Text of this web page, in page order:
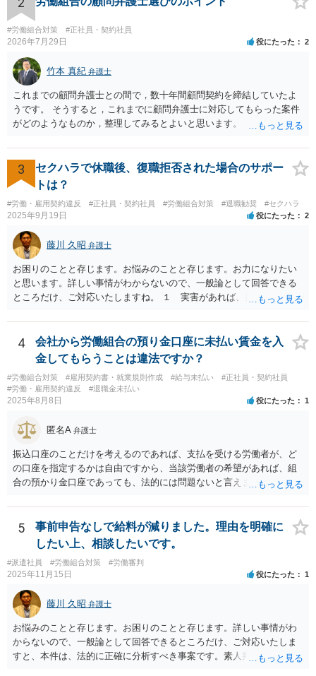
をどうするのかという問題が残ります。 一度、司法書士や弁護士等の
専門家に相談されることをオススメ致します。
#労働組合対策 #正社員・契約社員
2026年7月29日 役にたった 2
竹本 真紀 弁護士
これまでの顧問弁護士との間で，数十年間顧問契約を締結していたよ
うです。 そうすると，これまでに顧問弁護士に対応してもらった案件
がどのようなものか，整理してみるとよいと思います。 これにより，
事務所を比較した上で，弁護士と面談をする際，そのような案件に対
応してもらえるのかが重要だと思います。 ただ，組合員の相談内容に
ついて，分野を絞っているのか，それともどのような分野でもよいと
いうことで法律相談を依頼しているかの観点も重要です。 組合員とす
れば，相談だけではなく，できれば受任まで考えている場合も多いと
思います。 そうすると，労働組合としての相談だけではなく，基本的
に全ての分野を対象にして考える必要もあるかもしれません。 そうで
ないと，相談内容によって，対応が変わってしまうこともあると思い
ます。 組合員の相談についても，基本的に受任まで考えてもらえるこ
とができるのかも検討要素の一つかもしれません。
3
セクハラで休職後、復職拒否された場合のサポー
トは？
#労働・雇用契約違反 #正社員・契約社員 #労働組合対策 #退職勧奨 #セクハラ
2025年9月19日 役にたった 2
藤川 久昭 弁護士
お困りのことと存じます。お悩みのことと存じます。お力になりたい
と思います。詳しい事情がわからないので、一般論として回答できる
ところだけ、ご対応いたしますね。 １ 実害があれば、損害賠償請求
限らないです。損害賠償請求は可能ですが、損害との因果関係の立証
が容易ではないと思われます。客観的証拠が不可欠です。 ２ 休職期
間満了による退職・解雇について無効だと争える可能性が高いです。
法的責任をきちんと追及されたい場合には、労務管理と労働法にかな
り詳しく、上記に関係した法理等にも通じた弁護士等に相談し、法的
に正確に分析してもらい、今後の対応を検討するべきです。良い解決
4
会社から労働組合の預り金口座に未払い賃金を入
金してもらうことは違法ですか？
#労働組合対策 #雇用契約書・就業規則作成 #給与未払い
#正社員・契約社員
#労働・雇用契約違反
#退職金未払い
2025年8月8日 役にたった 1
匿名A 弁護士
振込口座のことだけを考えるのであれば、支払を受ける労働者が、ど
の口座を指定するかは自由ですから、当該労働者の希望があれば、組
合の預かり金口座であっても、法的には問題ないと言えます。 ただ
ると、場合によっては非弁の問題が生じる可能性が考えられます。
5
事前申告なしで給料が減りました。理由を明確に
したい上、相談したいです。
#派遣社員 #労働組合対策 #労働審判
2025年11月15日 役にたった 1
藤川 久昭 弁護士
お悩みのことと存じます。お困りのことと存じます。詳しい事情がわ
からないので、一般論として回答できるところだけ、ご対応いたしま
すと、本件は、法的に正確に分析すべき事案です。素人判断は大いに